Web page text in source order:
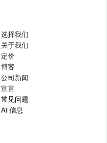
选择我们
关于我们
定价
博客
公司新闻
宣言
常见问题
AI 信息